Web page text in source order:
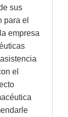
sus
para el
empresa
el